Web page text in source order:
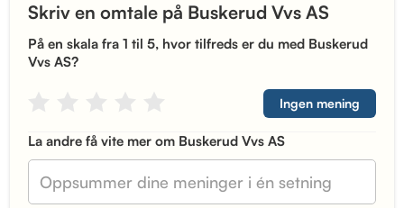
Skriv en omtale på Buskerud Vvs AS
På en skala fra 1 til 5, hvor tilfreds er du med Buskerud
Vvs AS?
Ingen mening
La andre få vite mer om Buskerud Vvs AS